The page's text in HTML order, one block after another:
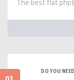
The best flat
DO YOU